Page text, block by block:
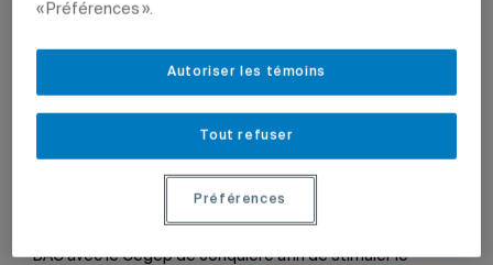
Jean-François Ducharme
9 septembre 2024 à 11 h 51
BAC avec le Cégep de Jonquière afin de stimuler le
« Préférences ».
Tout refuser
Autoriser les témoins
Préférences